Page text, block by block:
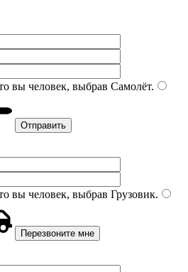
вы человек, выбрав Самолёт.
вы человек, выбрав Грузовик.